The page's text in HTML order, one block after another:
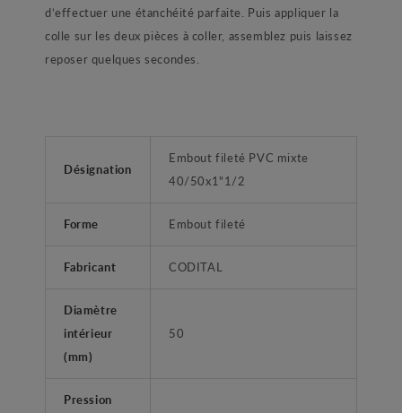
d’effectuer une étanchéité parfaite. Puis appliquer la
colle sur les deux pièces à coller, assemblez puis laissez
reposer quelques secondes.
Désignation
Embout fileté PVC mixte
40/50x1"1/2
Forme Embout fileté
Fabricant CODITAL
Diamètre
intérieur
(mm)
50
Pression